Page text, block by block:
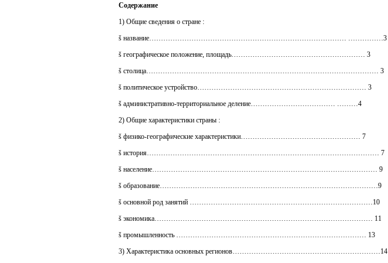
Содержание
1) Общие сведения о стране :
š название………………………………………………………………………… ……………3
š географическое положение, площадь………………………………………………… 3
š столица……………………………………………………………………………………… 3
š политическое устройство……………………………………………………………… 3
š административно-территориальное деление……………………………… ………4
2) Общие характеристики страны :
š физико-географические характеристики…………………………………………… 7
š история……………………………………………………………………………………… 7
š население…………………………………………………………………………………… 9
š образование…………………………………………………………………………………9
š основной род занятий ……………………………………………………………………10
š экономика………………………………………………………………………………… 11
š промышленность ……………………………………………………………………… 13
3) Характеристика основных регионов………………………………………………………14